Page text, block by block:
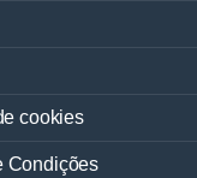
cookies
Condições